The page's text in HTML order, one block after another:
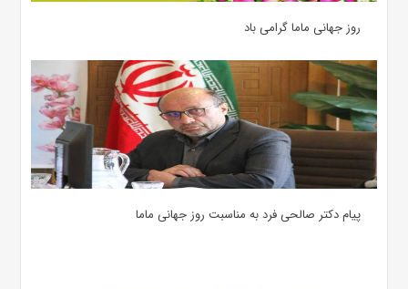
روز جهانی ماما گرامی باد
پیام دکتر صالحی فرد به مناسبت روز جهانی ماما